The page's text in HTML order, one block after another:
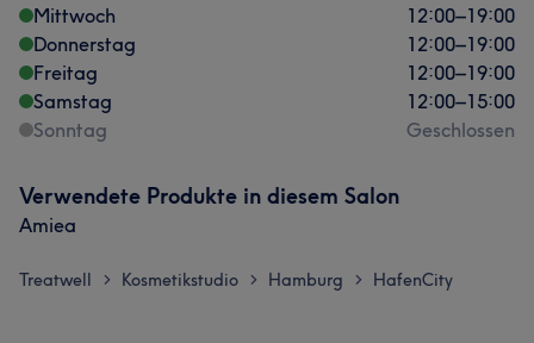
Mittwoch
12:00–19:00
Donnerstag
12:00–19:00
Freitag
12:00–19:00
Samstag
12:00–15:00
Sonntag
Geschlossen
Verwendete Produkte in diesem Salon
Amiea
Treatwell > Kosmetikstudio > Hamburg > HafenCity